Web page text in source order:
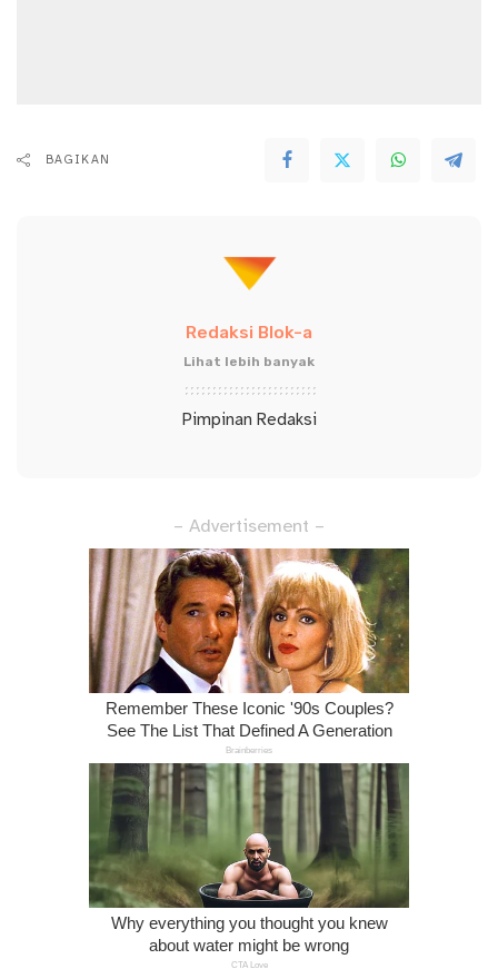
BAGIKAN
Redaksi Blok-a
Lihat lebih banyak
Pimpinan Redaksi
– Advertisement –